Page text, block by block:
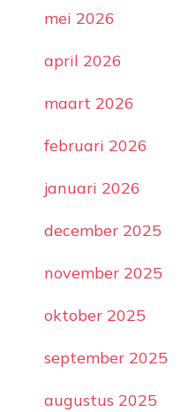
mei 2026
april 2026
maart 2026
februari 2026
januari 2026
december 2025
november 2025
oktober 2025
september 2025
augustus 2025